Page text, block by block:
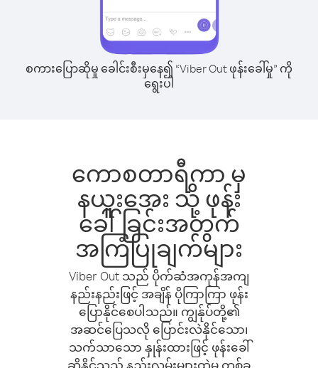
စကားပြောဆိုမှု ခေါင်းစီးမှနေ၍ “Viber Out ဖုန်းခေါ်မှု” ကို
ရွေးပါ
ကောစတာရီကာ မှ
နယူးအေး သို့ ဖုန်း
ခေါ်ခြင်းအတွက်
အကြံပြုချက်များ
Viber Out သည် ပိုက်ဆံအကုန်အကျ
နည်းနည်းဖြင့် အချိန် ပိုကြာကြာ ဖုန်း
ပြောနိုင်စေပါသည်။ ကျွန်ုပ်တို့၏
အဆင်ပြေသလို ပြောင်းလဲနိုင်သော၊
သက်သာသော နှုန်းထားဖြင့် ဖုန်းခေါ်
ဆိုနိုင်သည့် နည်းလမ်းများထဲမှ တစ်ခု